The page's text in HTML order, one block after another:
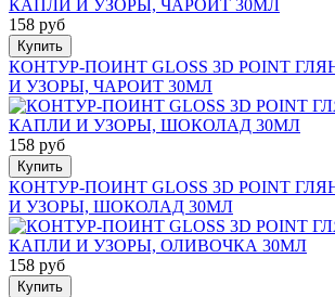
158 руб
Купить
КОНТУР-ПОИНТ GLOSS 3D POINT
И УЗОРЫ, ЧАРОИТ 30МЛ
158 руб
Купить
КОНТУР-ПОИНТ GLOSS 3D POINT
И УЗОРЫ, ШОКОЛАД 30МЛ
158 руб
Купить